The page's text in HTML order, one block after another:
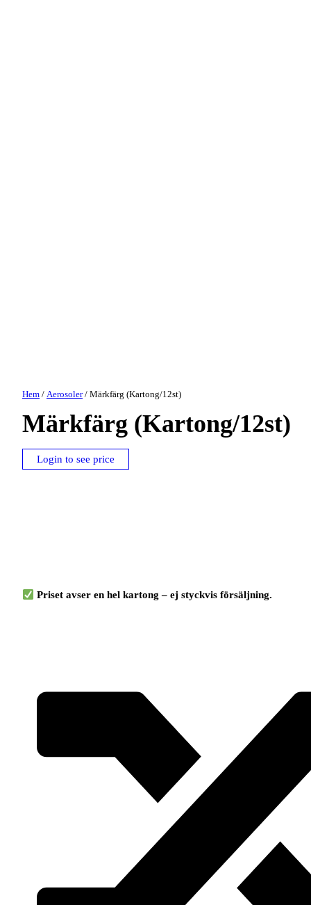
Hem / Aerosoler/ Märkfärg (Kartong/12st)
Märkfärg (Kartong/12st)
Login to see price
Priset avser en hel kartong – ej styckvis försäljning.